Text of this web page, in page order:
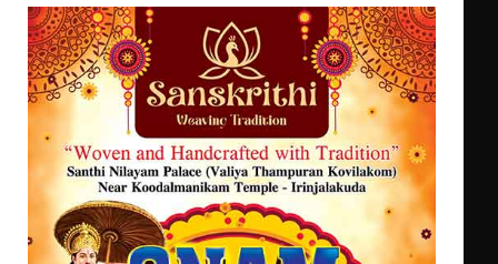
എം.ജി. യൂണിവേഴ്‌സിറ്റിയിൽ നിന്ന്
ഇംഗ്ളീഷ് സാഹിത്യത്തിൽ
ഡോക്ടറേറ്റ് നേടിയ എൻ. ആര്യ
സെന്റ് ജോസഫ്സ് കോളജ്
കോമേഴ്‌സ് അസോസിയേഷന്
തുടക്കമായി
കോമേഴ്സ് എക്സ്പോയുമായി എസ്
എൻ ഹയർ സെക്കൻഡറി
വിദ്യാർത്ഥികൾ